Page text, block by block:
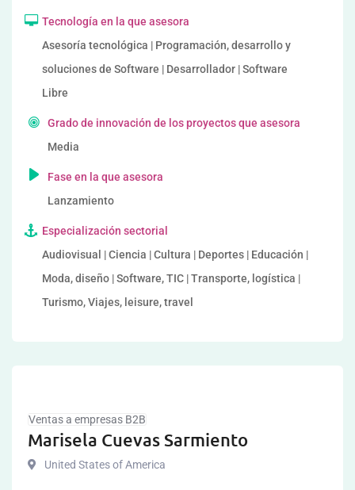
Tecnología en la que asesora
Asesoría tecnológica | Programación, desarrollo y
soluciones de Software | Desarrollador | Software
Libre
Grado de innovación de los proyectos que asesora
Media
Fase en la que asesora
Lanzamiento
Especialización sectorial
Audiovisual | Ciencia | Cultura | Deportes | Educación |
Moda, diseño | Software, TIC | Transporte, logística |
Turismo, Viajes, leisure, travel
Ventas a empresas B2B
Marisela Cuevas Sarmiento
United States of America